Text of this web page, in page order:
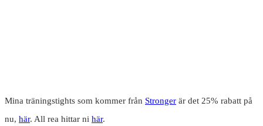
Mina träningstights som kommer från Stronger är det 25% rabatt på
nu, här. All rea hittar ni här.